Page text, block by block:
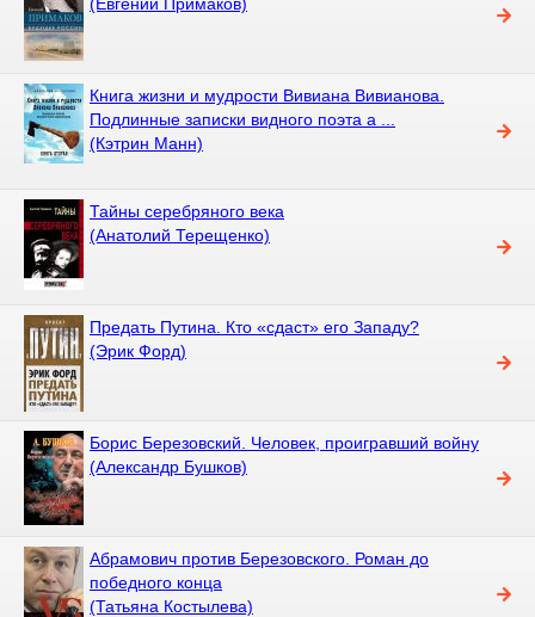
Книга жизни и мудрости Вивиана Вивианова.
Подлинные записки видного поэта а ...
(Кэтрин Манн)
Тайны серебряного века
(Анатолий Терещенко)
Предать Путина. Кто «сдаст» его Западу?
(Эрик Форд)
Борис Березовский. Человек, проигравший войну
(Александр Бушков)
Абрамович против Березовского. Роман до
победного конца
(Татьяна Костылева)